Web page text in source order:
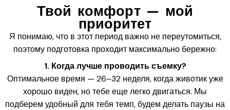
Твой комфорт — мой
приоритет
Я понимаю, что в этот период важно не переутомиться,
поэтому подготовка проходит максимально бережно:
1. Когда лучше проводить съемку?
Оптимальное время — 26–32 неделя, когда животик уже
хорошо виден, но тебе еще легко двигаться. Мы
подберем удобный для тебя темп, будем делать паузы на